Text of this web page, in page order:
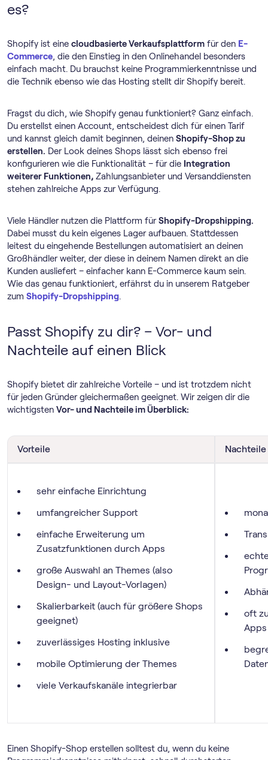
es?
Shopify ist eine cloudbasierte Verkaufsplattform für den E-
Commerce, die den Einstieg in den Onlinehandel besonders
einfach macht. Du brauchst keine Programmierkenntnisse und
die Technik ebenso wie das Hosting stellt dir Shopify bereit.
Fragst du dich, wie Shopify genau funktioniert? Ganz einfach.
Du erstellst einen Account, entscheidest dich für einen Tarif
und kannst gleich damit beginnen, deinen Shopify-Shop zu
erstellen. Der Look deines Shops lässt sich ebenso frei
konfigurieren wie die Funktionalität – für die Integration
weiterer Funktionen, Zahlungsanbieter und Versanddiensten
stehen zahlreiche Apps zur Verfügung.
Viele Händler nutzen die Plattform fürShopify-Dropshipping.
Dabei musst du kein eigenes Lager aufbauen. Stattdessen
leitest du eingehende Bestellungen automatisiert an deinen
Großhändler weiter, der diese in deinem Namen direkt an die
Kunden ausliefert – einfacher kann E-Commerce kaum sein.
Wie das genau funktioniert, erfährst du in unserem Ratgeber
zum Shopify-Dropshipping.
Passt Shopify zu dir? – Vor- und
Nachteile auf einen Blick
Shopify bietet dir zahlreiche Vorteile – und ist trotzdem nicht
für jeden Gründer gleichermaßen geeignet. Wir zeigen dir die
wichtigsten Vor- und Nachteile im Überblick:
Vorteile Nachteile
sehr einfache Einrichtung
umfangreicher Support
einfache Erweiterung um
Zusatzfunktionen durch Apps
große Auswahl an Themes (also
Design- und Layout-Vorlagen)
Skalierbarkeit (auch für größere Shops
geeignet)
zuverlässiges Hosting inklusive
mobile Optimierung der Themes
viele Verkaufskanäle integrierbar
oft
Apps
Einen Shopify-Shop erstellen solltest du, wenn du keine